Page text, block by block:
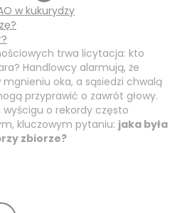
w kukurydzy
trwa licytacja: kto
Handlowcy alarmują, że
oka, a sąsiedzi chwalą
przyprawić o zawrót głowy.
o rekordy często
kluczowym pytaniu: jaka była
zbiorze?